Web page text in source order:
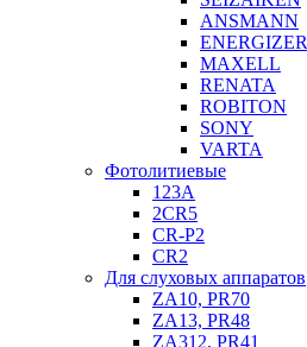
ANSMANN
ENERGIZER
MAXELL
RENATA
ROBITON
SONY
VARTA
Фотолитиевые
123A
2CR5
CR-P2
CR2
Для слуховых аппаратов
ZA10, PR70
ZA13, PR48
ZA312, PR41